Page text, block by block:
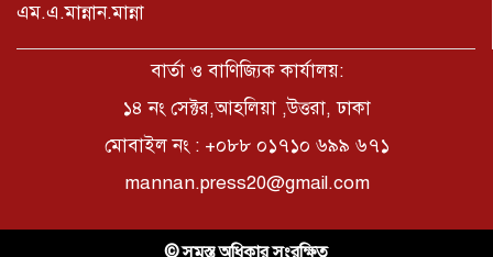
ছাত্রদলের হামলায় জকসু ভিপিসহ শিবির-
ছাত্রশক্তির বেশ কয়েকজন আহত
মির্জাপুর পূর্ব ৮নং ওয়ার্ড বিএনপির
পরামর্শ সভা
ভ্রমণ কাহিনী: পদ্মা পারে আনন্দ ভ্রমণ –
এম.এ.মান্নান.মান্না
বার্তা ও বাণিজ্যিক কার্যালয়:
১৪ নং সেক্টর,আহলিয়া ,উত্তরা, ঢাকা
মোবাইল নং : +০৮৮ ০১৭১০ ৬৯৯ ৬৭১
mannan.press20@gmail.com